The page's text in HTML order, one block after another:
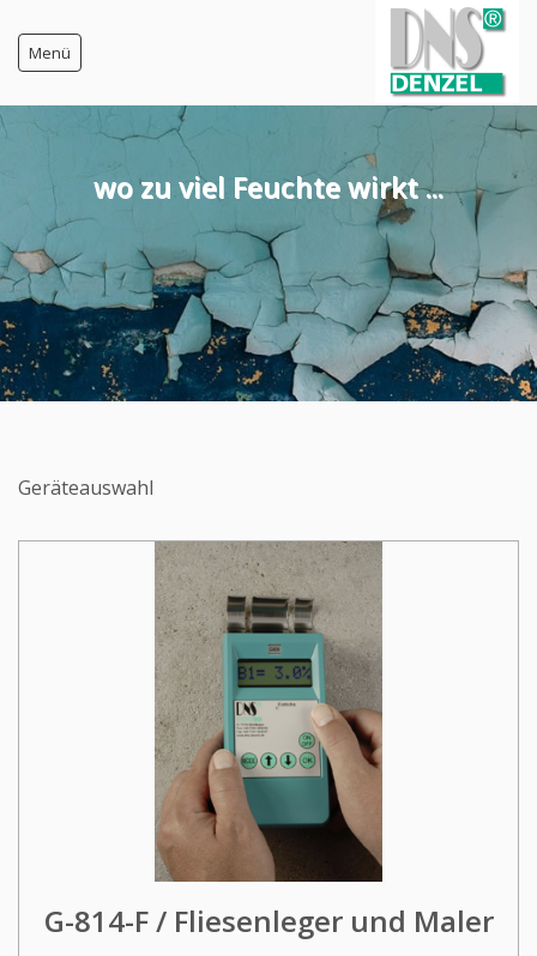
Menü
Baustoff-Feuchte
Kauf im Shop
Warenkorb
AGB
wo zu viel Feuchte wirkt ...
Geräteauswahl
G-814-F / Fliesenleger und Maler